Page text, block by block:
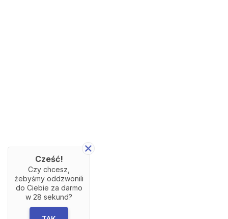
Cześć!
Czy chcesz,
żebyśmy oddzwonili
do Ciebie za darmo
w 28 sekund?